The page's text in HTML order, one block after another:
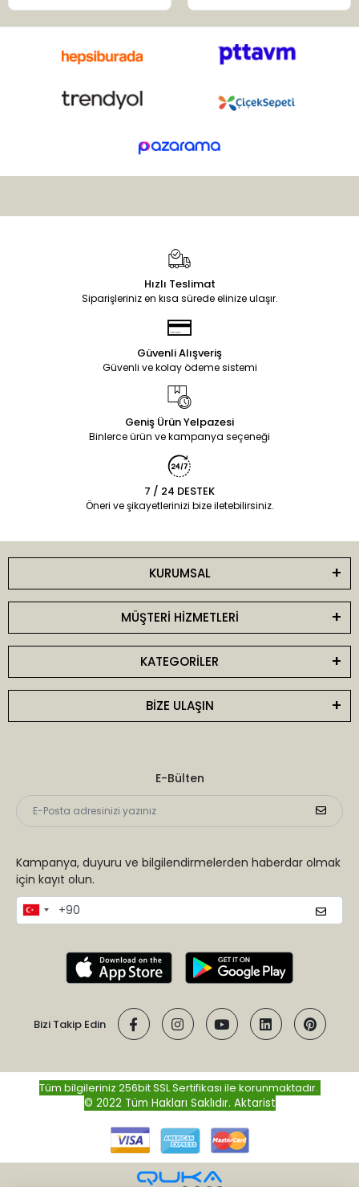
Hızlı Teslimat
Siparişleriniz en kısa sürede elinize ulaşır.
Güvenli Alışveriş
Güvenli ve kolay ödeme sistemi
Geniş Ürün Yelpazesi
Binlerce ürün ve kampanya seçeneği
7 / 24 DESTEK
Öneri ve şikayetlerinizi bize iletebilirsiniz.
KURUMSAL
MÜŞTERİ HİZMETLERİ
KATEGORİLER
BİZE ULAŞIN
E-Bülten
Kampanya, duyuru ve bilgilendirmelerden haberdar olmak
için kayıt olun.
Bizi Takip Edin
Tüm bilgileriniz 256bit SSL Sertifikası ile korunmaktadır.
© 2022 Tüm Hakları Saklıdır. Aktarist